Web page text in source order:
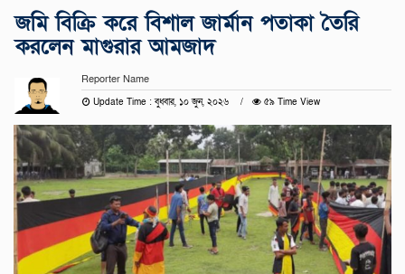
জমি বিক্রি করে বিশাল জার্মান পতাকা তৈরি
করলেন মাগুরার আমজাদ
Reporter Name
Update Time : বুধবার, ১০ জুন, ২০২৬ ৫৯ Time View